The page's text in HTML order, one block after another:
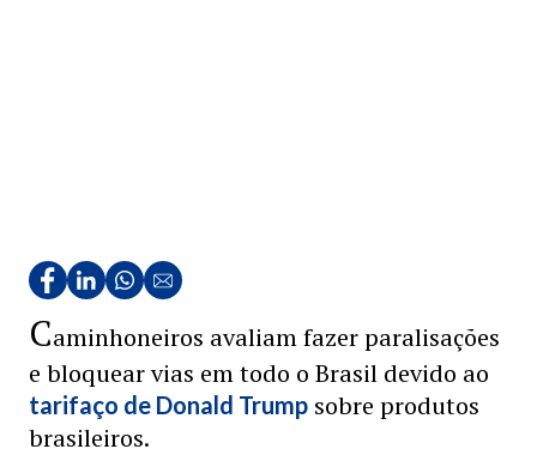
Caminhoneiros avaliam fazer paralisações
e bloquear vias em todo o Brasil devido ao
tarifaço de Donald Trump sobre produtos
brasileiros.